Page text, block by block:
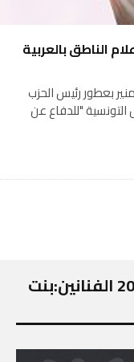
الناطق بالعربية
بعطور رئيس الحزب
"للدفاع عن
ضيوف غلاف عدد ‘الذبذبات’ 2024 الفنانين:بنت